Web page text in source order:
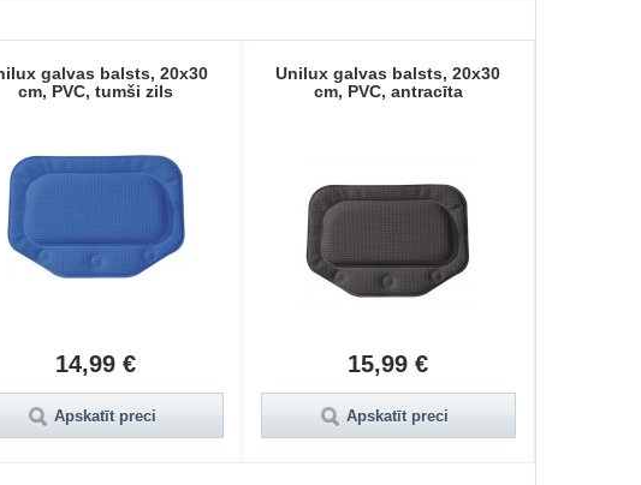
galvas balsts, 20x30
cm, PVC, tumši zils
14,99 €
Apskatīt preci
Unilux galvas balsts, 20x30
cm, PVC, antracīta
15,99 €
Apskatīt preci